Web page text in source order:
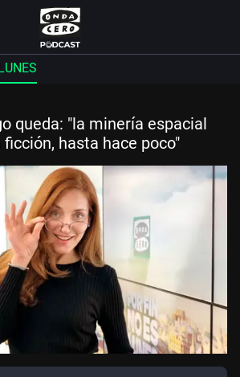
queda: "la minería espacial
hasta hace poco"